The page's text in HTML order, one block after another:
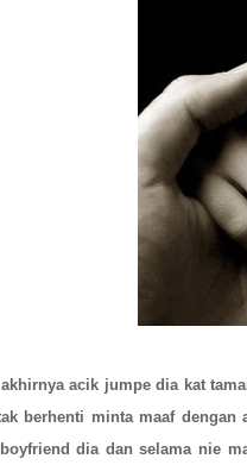
akhirnya acik jumpe dia kat
berhenti minta maaf
dia dan selama nie